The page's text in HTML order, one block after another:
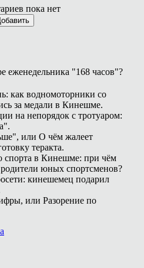
пока нет
еженедельника "168 часов"?
как водномоторники со
за медали в Кинешме.
на непорядок с тротуаром:
или О чём жалеет
теракта.
спорта в Кинешме: при чём
юных спортсменов?
кинешемец подарил
или Разорение по